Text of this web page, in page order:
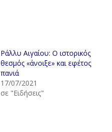
Ράλλυ Αιγαίου: Ο ιστορικός
θεσμός «άνοιξε» και εφέτος
πανιά
17/07/2021
σε "Ειδήσεις"